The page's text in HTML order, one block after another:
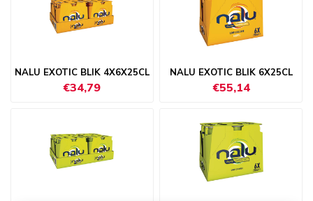
NALU EXOTIC BLIK 4X6X25CL
€34,79
NALU EXOTIC BLIK 6X25CL
€55,14